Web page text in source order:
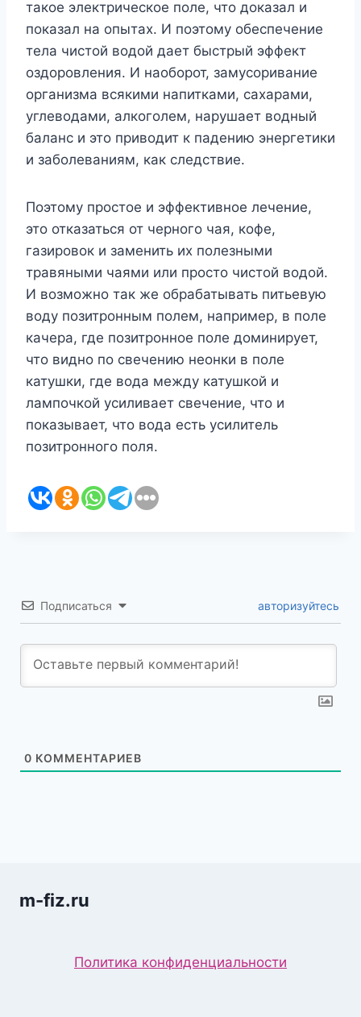
такое электрическое поле, что доказал и
показал на опытах. И поэтому обеспечение
тела чистой водой дает быстрый эффект
оздоровления. И наоборот, замусоривание
организма всякими напитками, сахарами,
углеводами, алкоголем, нарушает водный
баланс и это приводит к падению энергетики
и заболеваниям, как следствие.
Поэтому простое и эффективное лечение,
это отказаться от черного чая, кофе,
газировок и заменить их полезными
травяными чаями или просто чистой водой.
И возможно так же обрабатывать питьевую
воду позитронным полем, например, в поле
качера, где позитронное поле доминирует,
что видно по свечению неонки в поле
катушки, где вода между катушкой и
лампочкой усиливает свечение, что и
показывает, что вода есть усилитель
позитронного поля.
Подписаться авторизуйтесь
0 КОММЕНТАРИЕВ
m-fiz.ru
Политика конфиденциальности